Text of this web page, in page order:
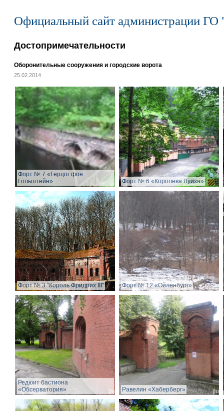
Официальный сайт администрации ГО
Достопримечательности
Оборонительные сооружения и городские ворота
25.02.2014
Форт № 7 «Герцог фон
Гольштейн»
Форт № 6 «Королева Луиза»
Форт № 3 "Король Фридрих III" Форт № 12 «Ойленбург»
Редюит бастиона
«Обсерватория»
Равелин «Хаберберг»